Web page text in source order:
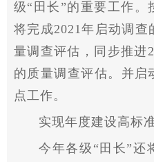
级“田长”的重要工作。
将完成2021年启动调查
量调查评估，同步推进
的质量调查评估。并启
点工作。
实现年度建设高标
今年各级“田长”还